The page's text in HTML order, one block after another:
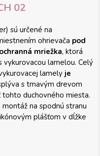
02
sú určené na
ohrievača pod
ochranná mriežka, ktorá
lamelou. Celý
lamely je
s tmavým drevom
tohto duchovného miesta.
na spodnú stranu
plášťom v dĺžke